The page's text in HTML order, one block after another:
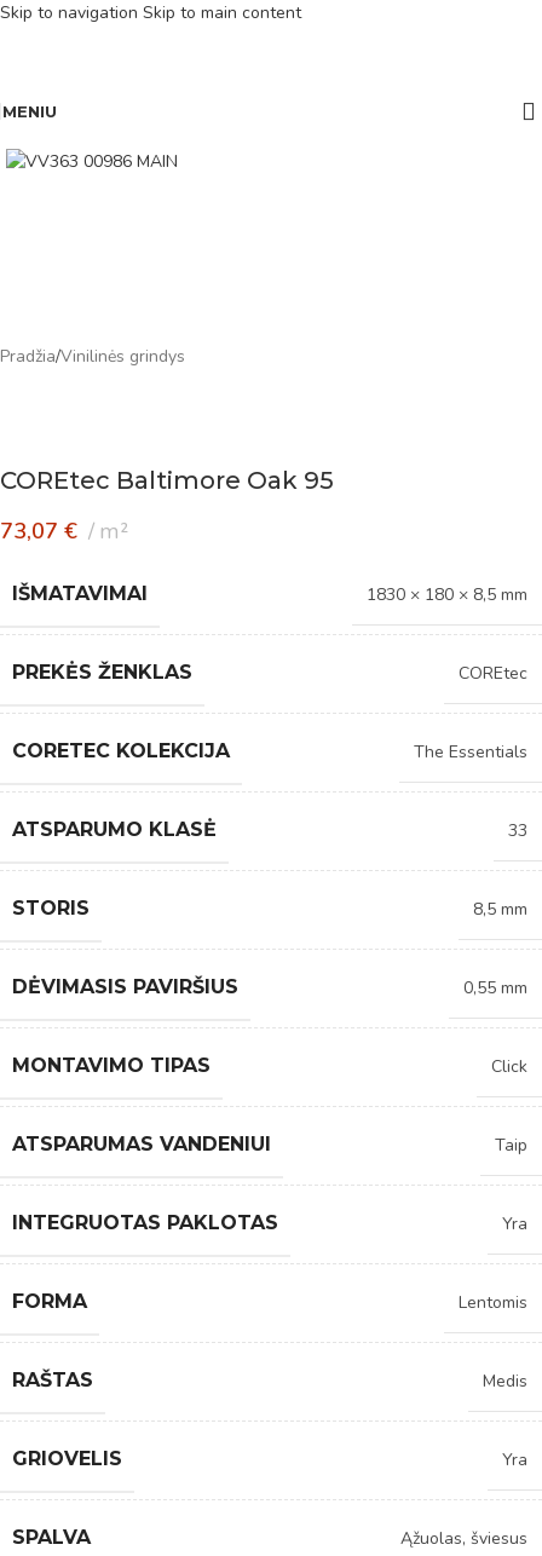
Skip to navigation Skip to main content
MENIU
Pradžia/Vinilinės grindys
COREtec Baltimore Oak 95
73,07 € m²
IŠMATAVIMAI 1830 × 180 × 8,5 mm
PREKĖS ŽENKLAS COREtec
CORETEC KOLEKCIJA The Essentials
ATSPARUMO KLASĖ 33
STORIS 8,5 mm
DĖVIMASIS PAVIRŠIUS 0,55 mm
MONTAVIMO TIPAS Click
ATSPARUMAS VANDENIUI Taip
INTEGRUOTAS PAKLOTAS Yra
FORMA Lentomis
RAŠTAS Medis
GRIOVELIS Yra
SPALVA Ąžuolas, šviesus